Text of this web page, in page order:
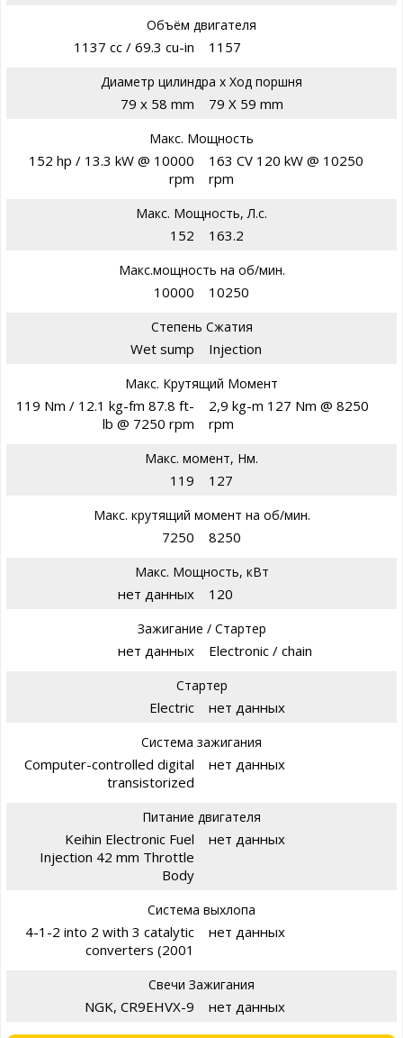
Объём двигателя
1137 cc / 69.3 cu-in 1157
Диаметр цилиндра х Ход поршня
79 x 58 mm 79 X 59 mm
Макс. Мощность
152 hp / 13.3 kW @ 10000
rpm
163 CV 120 kW @ 10250
rpm
Макс. Мощность, Л.с.
152 163.2
Макс.мощность на об/мин.
10000 10250
Степень Сжатия
Wet sump Injection
Макс. Крутящий Момент
119 Nm / 12.1 kg-fm 87.8 ft-
lb @ 7250 rpm
2,9 kg-m 127 Nm @ 8250
rpm
Макс. момент, Нм.
119 127
Макс. крутящий момент на об/мин.
7250 8250
Макс. Мощность, кВт
нет данных 120
Зажигание / Стартер
нет данных Electronic / chain
Стартер
Electric нет данных
Система зажигания
Computer-controlled digital
transistorized
нет данных
Питание двигателя
Keihin Electronic Fuel
Injection 42 mm Throttle
Body
нет данных
Система выхлопа
4-1-2 into 2 with 3 catalytic
converters (2001
нет данных
Свечи Зажигания
NGK, CR9EHVX-9 нет данных